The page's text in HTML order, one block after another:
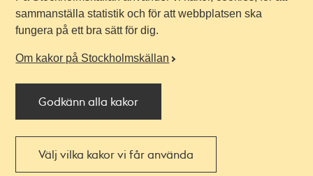
sammanställa statistik och för att webbplatsen ska
fungera på ett bra sätt för dig.
Om kakor på Stockholmskällan
Godkänn alla kakor
Välj vilka kakor vi får använda